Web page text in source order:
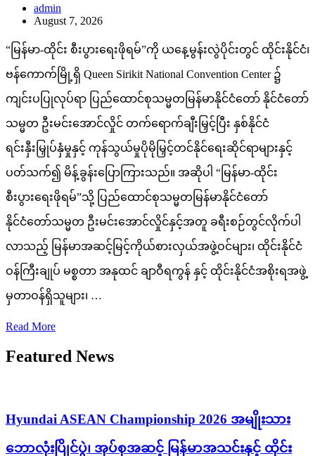
admin
August 7, 2026
“မြန်မာ-ထိုင်း စီးပွားရေးဖိုရမ်”ကို ယနေ့မွန်းလွဲပိုင်းတွင် ထိုင်းနိုင်ငံ၊
ဗန်ကောက်မြို့ရှိ Queen Sirikit National Convention Center ၌
ကျင်းပပြုလုပ်ရာ ပြည်ထောင်စုသမ္မတမြန်မာနိုင်ငံတော် နိုင်ငံတော်
သမ္မတ ဦးမင်းအောင်လှိုင် တက်ရောက်ချီးမြှင့်ပြီး နှစ်နိုင်ငံ
ရင်းနှီးမြှုပ်နှံမှုနှင့် ကုန်သွယ်မှုပိုမိုမြှင့်တင်နိုင်ရေးဆိုင်ရာများနှင့်
ပတ်သက်၍ မိန့်ခွန်းပြောကြားသည်။ အဆိုပါ “မြန်မာ-ထိုင်း
စီးပွားရေးဖိုရမ်”သို့ ပြည်ထောင်စုသမ္မတမြန်မာနိုင်ငံတော်
နိုင်ငံတော်သမ္မတ ဦးမင်းအောင်လှိုင်နှင့်အတူ ခရီးစဉ်တွင်လိုက်ပါ
လာသည့် မြန်မာအဆင့်မြင့်ကိုယ်စားလှယ်အဖွဲ့ဝင်များ၊ ထိုင်းနိုင်ငံ
ဝန်ကြီးချုပ် မစ္စတာ အနုထင် ချာဝီရကွန် နှင့် ထိုင်းနိုင်ငံအစိုးရအဖွဲ့
မှတာဝန်ရှိသူများ၊ …
Read More
Featured News
Hyundai ASEAN Championship 2026 အမျိုးသား
ဘောလုံးပြိုင်ပွဲ၊ အုပ်စုအဆင့် မြန်မာအသင်းနှင့် ထိုင်း